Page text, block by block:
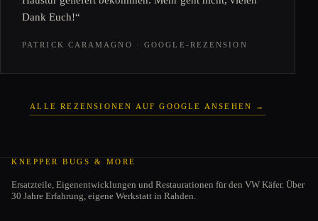
Dank Euch!“
PATRICK CARAMAGNO · GOOGLE-REZENSION
ALLE REZENSIONEN AUF GOOGLE ANSEHEN →
KNEPPER BUGS & MORE
Ersatzteile, Eigenentwicklungen und Restaurationen für den VW Käfer. Über
30 Jahre Erfahrung, eigene Werkstatt in Rahden.